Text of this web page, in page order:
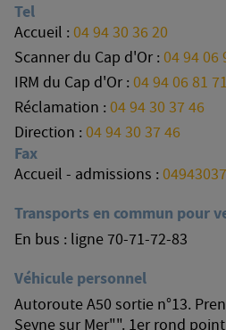
Tel
Accueil :04 94 30 36 20
Scanner du Cap d'Or :04 94 06
IRM du Cap d'Or :04 94 06 81 71
Réclamation :04 94 30 37 46
Direction :04 94 30 37 46
Fax
Accueil - admissions :
Transports en commun pour
En bus : ligne 70-71-72-83
Véhicule personnel
Autoroute A50 sortie n°13.